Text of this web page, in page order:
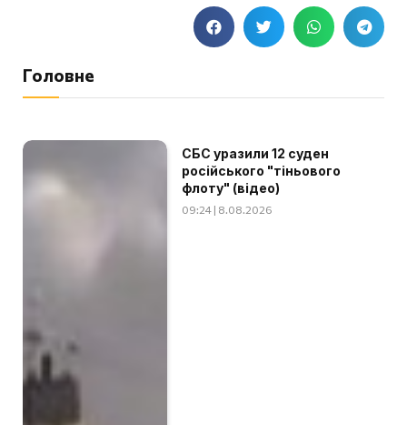
Головне
СБС уразили 12 суден
російського "тіньового
флоту" (відео)
09:24 | 8.08.2026